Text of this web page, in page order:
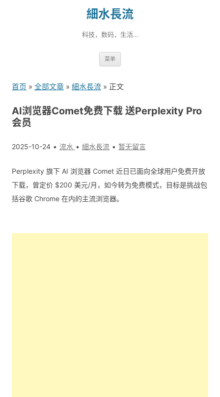
細水長流
科技，数码，生活…
菜单
到
容
首页 » 全部文章 » 細水長流 » 正文
AI浏览器Comet免费下载 送Perplexity Pro
会员
2025-10-24 流水 細水長流 暂无留言
Perplexity 旗下 AI 浏览器 Comet 近日已面向全球用户免费开放
下载，曾定价 $200 美元/月，如今转为免费模式，目标是挑战包
括谷歌 Chrome 在内的主流浏览器。